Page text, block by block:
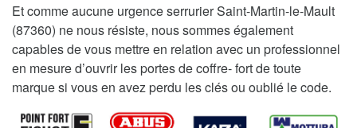
Et comme aucune urgence serrurier Saint-Martin-le-Mault
(87360) ne nous résiste, nous sommes également
capables de vous mettre en relation avec un professionnel
en mesure d’ouvrir les portes de coffre- fort de toute
marque si vous en avez perdu les clés ou oublié le code.